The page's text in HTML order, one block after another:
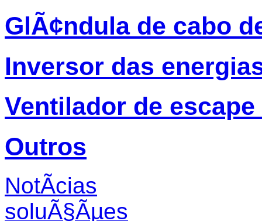
GlÃ¢ndula de cabo
Inversor das
Ventilador de
Outros
NotÃ­cias
soluÃ§Ãµes